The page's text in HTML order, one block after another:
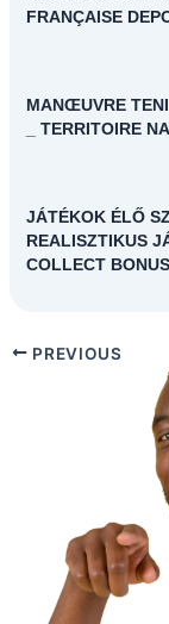
FRANÇAISE
MANŒUVRE
_ TERRITOIRE
JÁTÉKOK ÉLŐ
REALISZTIKUS
COLLECT
PREVIOUS